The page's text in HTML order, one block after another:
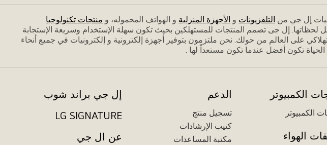
إل جي من التلفزيونات و الأجهزة المنزلية و الهواتف المحموله، و منتجات تكنولوجيا
إل جى تصمم المنتجات للمستهلكين بحيث تكون سهلة الإستخدام وسريعة الإستجابة
على العالم من حولك. نحن ملتزمون بتوفير أجهزة إلكترونية و إلكترونيات في جميع أنحاء
تكون أفضل عندما تكون مستعداً لها .
الكمبيوتر
الكمبيوتر
الهواء
الدعم
تسجيل منتج
كتيب الإرشادات
مكتبة المساعدات
إل جي براند شوب
LG SIGNATURE
عن ال جي